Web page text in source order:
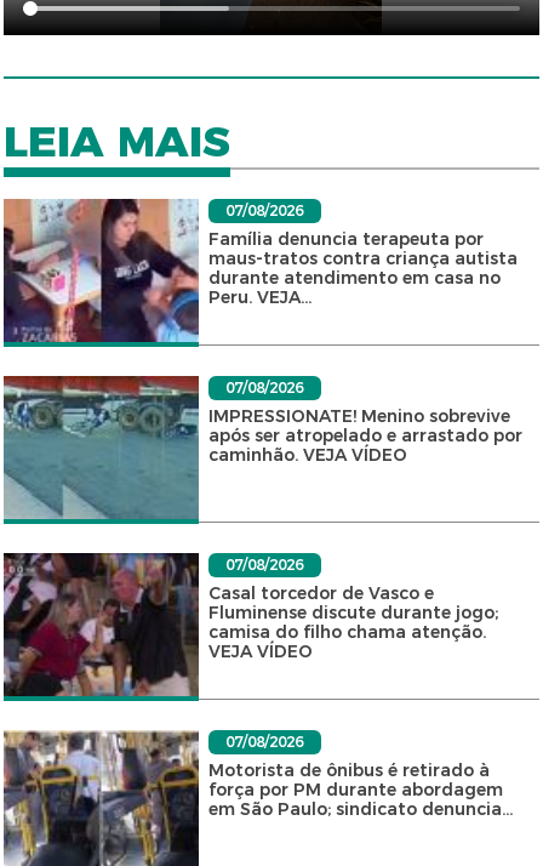
LEIA MAIS
07/08/2026
Família denuncia terapeuta por
maus-tratos contra criança autista
durante atendimento em casa no
Peru. VEJA...
07/08/2026
IMPRESSIONATE! Menino sobrevive
após ser atropelado e arrastado por
caminhão. VEJA VÍDEO
07/08/2026
Casal torcedor de Vasco e
Fluminense discute durante jogo;
camisa do filho chama atenção.
VEJA VÍDEO
07/08/2026
Motorista de ônibus é retirado à
força por PM durante abordagem
em São Paulo; sindicato denuncia...